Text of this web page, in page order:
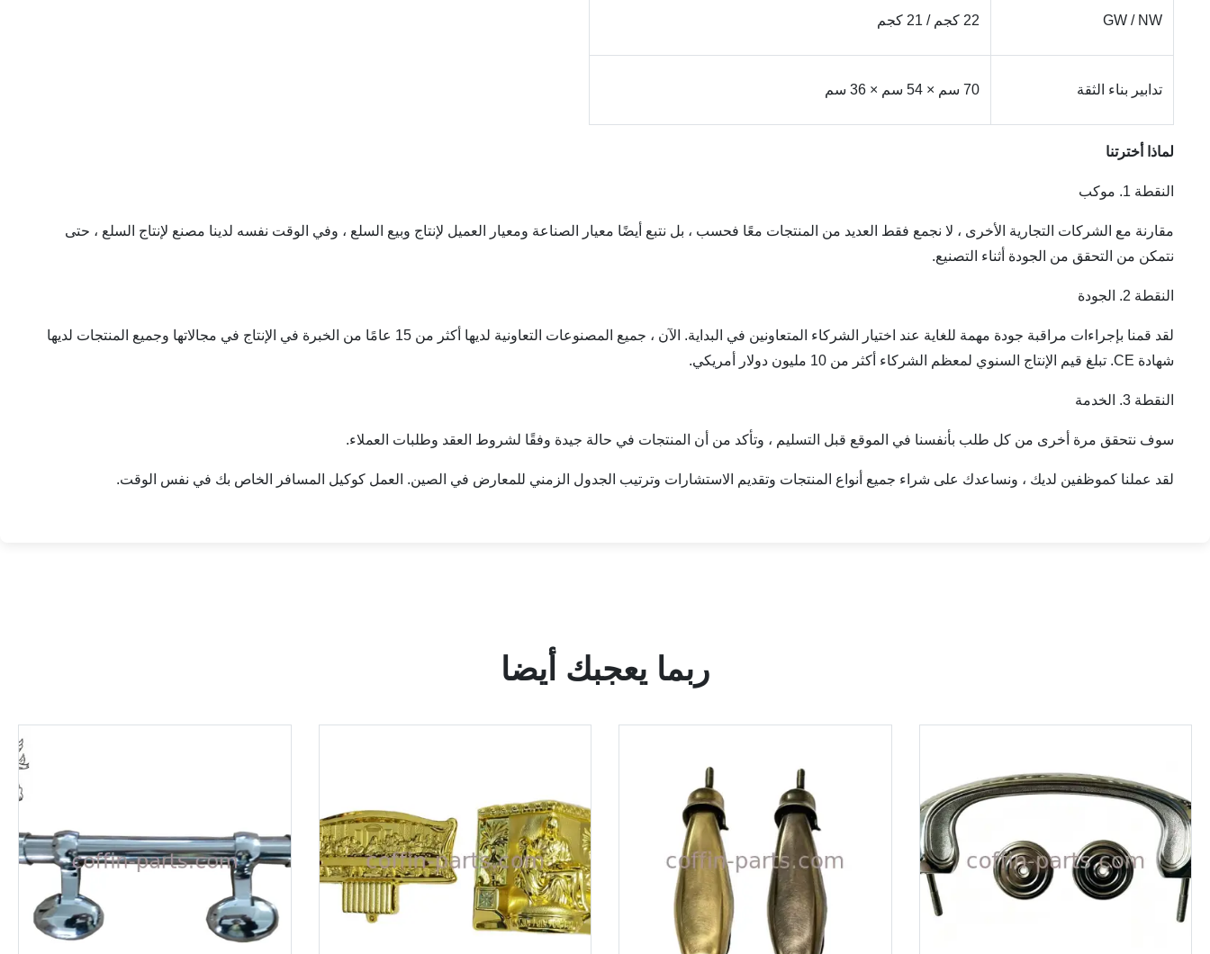
GW / NW 22 كجم / 21 كجم
تدابير بناء الثقة 70 سم × 54 سم × 36 سم
لماذا أخترتنا
النقطة 1. موكب
مقارنة مع الشركات التجارية الأخرى ، لا نجمع فقط العديد من المنتجات معًا فحسب ، بل نتبع أيضًا معيار الصناعة ومعيار العميل لإنتاج وبيع السلع ، وفي الوقت نفسه لدينا مصنع لإنتاج السلع ، حتى
نتمكن من التحقق من الجودة أثناء التصنيع.
النقطة 2. الجودة
لقد قمنا بإجراءات مراقبة جودة مهمة للغاية عند اختيار الشركاء المتعاونين في البداية. الآن ، جميع المصنوعات التعاونية لديها أكثر من 15 عامًا من الخبرة في الإنتاج في مجالاتها وجميع المنتجات لديها
شهادة CE. تبلغ قيم الإنتاج السنوي لمعظم الشركاء أكثر من 10 مليون دولار أمريكي.
النقطة 3. الخدمة
سوف نتحقق مرة أخرى من كل طلب بأنفسنا في الموقع قبل التسليم ، وتأكد من أن المنتجات في حالة جيدة وفقًا لشروط العقد وطلبات العملاء.
لقد عملنا كموظفين لديك ، ونساعدك على شراء جميع أنواع المنتجات وتقديم الاستشارات وترتيب الجدول الزمني للمعارض في الصين. العمل كوكيل المسافر الخاص بك في نفس الوقت.
ربما يعجبك أيضا